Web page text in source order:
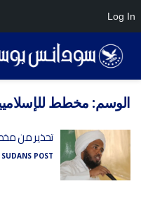
الوسم: مخطط
تحذير من
SUDANS POST
Log In